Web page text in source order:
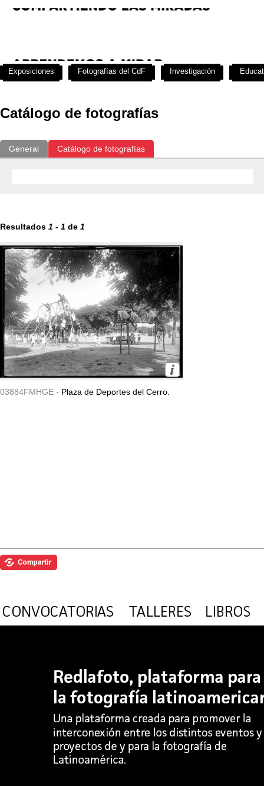
Catálogo de fotografías
General Catálogo de fotografías
Resultados 1 - 1 de 1
03884FMHGE - Plaza de Deportes del Cerro.
Exposiciones Fotografías del CdF Investigación